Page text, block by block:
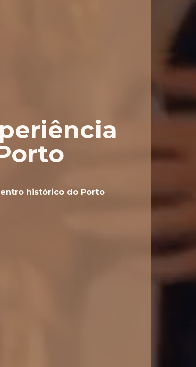
histórico do Porto